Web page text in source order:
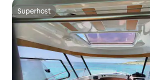
Superhost
Superhost